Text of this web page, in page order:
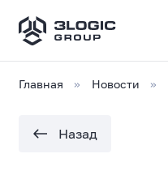
Главная Новости
Назад